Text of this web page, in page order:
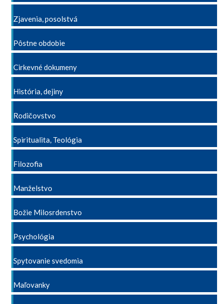
Zjavenia, posolstvá
Pôstne obdobie
Cirkevné dokumeny
História, dejiny
Rodičovstvo
Spiritualita, Teológia
Filozofia
Manželstvo
Božie Milosrdenstvo
Psychológia
Spytovanie svedomia
Maľovanky